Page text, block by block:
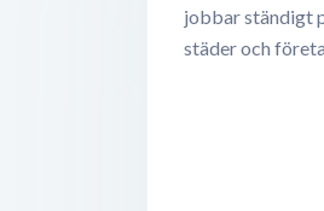
jobbar ständigt
städer och